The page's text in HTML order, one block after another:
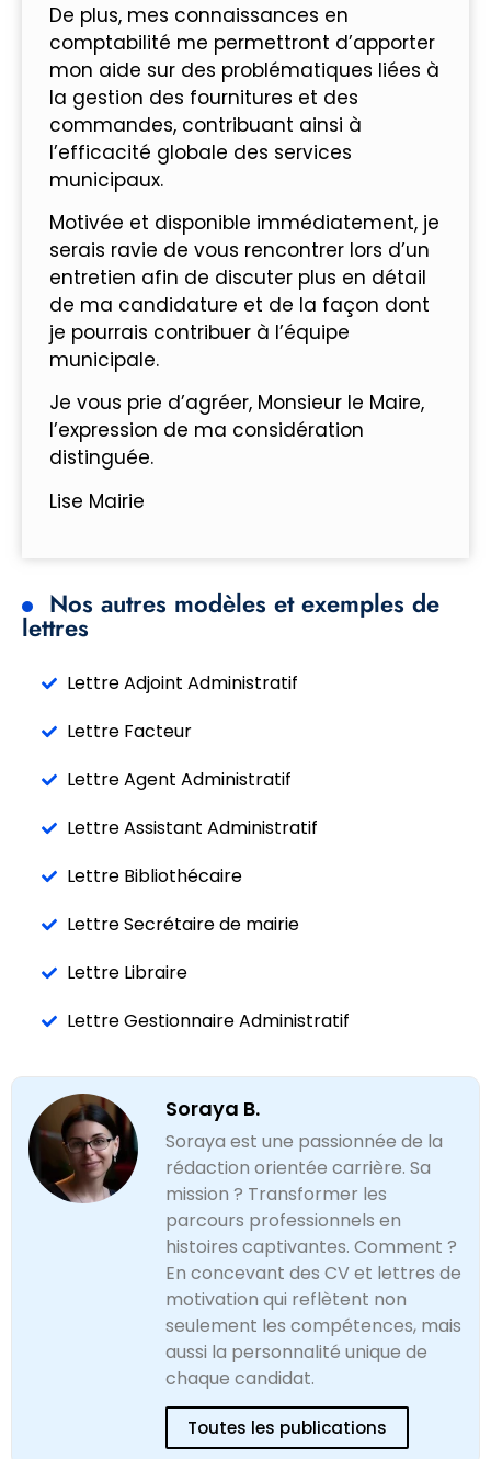
De plus, mes connaissances en
comptabilité me permettront d’apporter
mon aide sur des problématiques liées à
la gestion des fournitures et des
commandes, contribuant ainsi à
l’efficacité globale des services
municipaux.
Motivée et disponible immédiatement, je
serais ravie de vous rencontrer lors d’un
entretien afin de discuter plus en détail
de ma candidature et de la façon dont
je pourrais contribuer à l’équipe
municipale.
Je vous prie d’agréer, Monsieur le Maire,
l’expression de ma considération
distinguée.
Lise Mairie
Nos autres modèles et exemples de
lettres
Lettre Adjoint Administratif
Lettre Facteur
Lettre Agent Administratif
Lettre Assistant Administratif
Lettre Bibliothécaire
Lettre Secrétaire de mairie
Lettre Libraire
Lettre Gestionnaire Administratif
Soraya B.
Soraya est une passionnée de la
rédaction orientée carrière. Sa
mission ? Transformer les
parcours professionnels en
histoires captivantes. Comment ?
En concevant des CV et lettres de
motivation qui reflètent non
seulement les compétences, mais
aussi la personnalité unique de
chaque candidat.
Toutes les publications